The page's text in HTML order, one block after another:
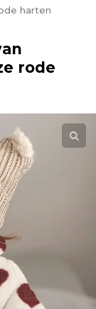
harten
rode